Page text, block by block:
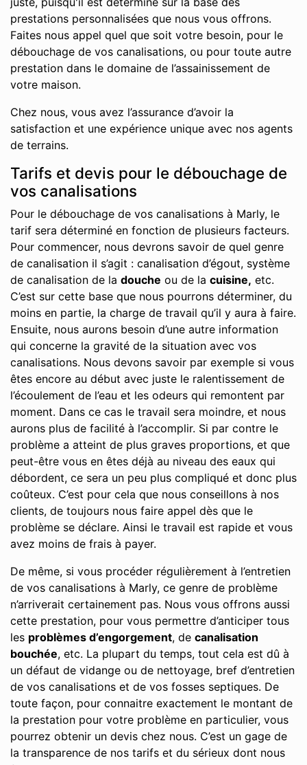
prestations personnalisées que nous vous offrons.
Faites nous appel quel que soit votre besoin, pour le
débouchage de vos canalisations, ou pour toute autre
prestation dans le domaine de l’assainissement de
votre maison.
Chez nous, vous avez l’assurance d’avoir la
satisfaction et une expérience unique avec nos agents
de terrains.
Tarifs et devis pour le débouchage de
vos canalisations
Pour le débouchage de vos canalisations à Marly, le
tarif sera déterminé en fonction de plusieurs facteurs.
Pour commencer, nous devrons savoir de quel genre
de canalisation il s’agit : canalisation d’égout, système
de canalisation de la douche ou de la cuisine, etc.
C’est sur cette base que nous pourrons déterminer, du
moins en partie, la charge de travail qu’il y aura à faire.
Ensuite, nous aurons besoin d’une autre information
qui concerne la gravité de la situation avec vos
canalisations. Nous devons savoir par exemple si vous
êtes encore au début avec juste le ralentissement de
l’écoulement de l’eau et les odeurs qui remontent par
moment. Dans ce cas le travail sera moindre, et nous
aurons plus de facilité à l’accomplir. Si par contre le
problème a atteint de plus graves proportions, et que
peut-être vous en êtes déjà au niveau des eaux qui
débordent, ce sera un peu plus compliqué et donc plus
coûteux. C’est pour cela que nous conseillons à nos
clients, de toujours nous faire appel dès que le
problème se déclare. Ainsi le travail est rapide et vous
avez moins de frais à payer.
De même, si vous procéder régulièrement à l’entretien
de vos canalisations à Marly, ce genre de problème
n’arriverait certainement pas. Nous vous offrons aussi
cette prestation, pour vous permettre d’anticiper tous
les problèmes d’engorgement, de canalisation
bouchée, etc. La plupart du temps, tout cela est dû à
un défaut de vidange ou de nettoyage, bref d’entretien
de vos canalisations et de vos fosses septiques. De
toute façon, pour connaitre exactement le montant de
la prestation pour votre problème en particulier, vous
pourrez obtenir un devis chez nous. C’est un gage de
la transparence de nos tarifs et du sérieux dont nous